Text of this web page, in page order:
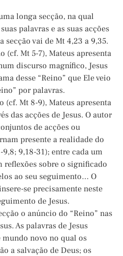
longa secção, na qual
palavras e as suas acções
secção vai de Mt 4,23 a 9,35.
(cf. Mt 5-7), Mateus apresenta
discurso magnífico, Jesus
desse “Reino” que Ele veio
por palavras.
(cf. Mt 8-9), Mateus apresenta
das acções de Jesus. O autor
de acções ou
presente a realidade do
9,8; 9,18-31); entre cada um
reflexões sobre o significado
ao seu seguimento… O
se precisamente neste
de Jesus.
o anúncio do “Reino” nas
As palavras de Jesus
mundo novo no qual os
a salvação de Deus; os